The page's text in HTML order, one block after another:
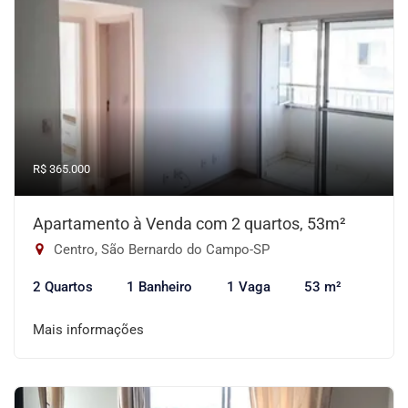
R$ 365.000
Apartamento à Venda com 2 quartos, 53m²
Centro, São Bernardo do Campo-SP
2 Quartos 1 Banheiro 1 Vaga 53 m²
Mais informações